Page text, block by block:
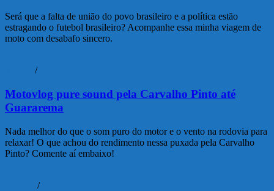
Será que a falta de união do povo brasileiro e a política estão
estragando o futebol brasileiro? Acompanhe essa minha viagem de
moto com desabafo sincero.
/
Motovlog pure sound pela Carvalho Pinto até
Guararema
Nada melhor do que o som puro do motor e o vento na rodovia para
relaxar! O que achou do rendimento nessa puxada pela Carvalho
Pinto? Comente aí embaixo!
/